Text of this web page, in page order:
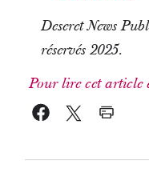
Deseret News
réservés 2025.
Pour lire cet article